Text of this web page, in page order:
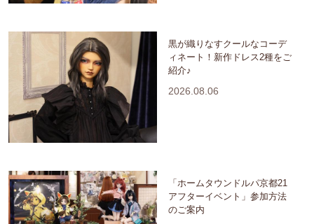
黒が織りなすクールなコーデ
ィネート！新作ドレス2種をご
紹介♪
2026.08.06
「ホームタウンドルパ京都21
アフターイベント」参加方法
のご案内